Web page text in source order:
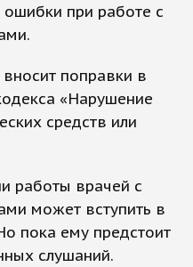
при работе с
поправки в
«Нарушение
средств или
работы врачей с
может вступить в
пока ему предстоит
слушаний.